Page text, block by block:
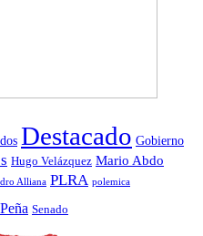
Destacado Gobierno
Hugo Velázquez Mario Abdo
Alliana PLRA polemica
Senado